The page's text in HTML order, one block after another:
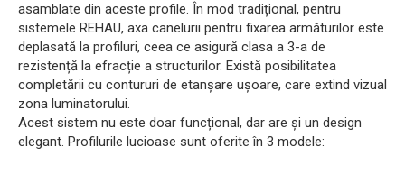
asamblate din aceste profile. În mod tradițional, pentru
sistemele REHAU, axa canelurii pentru fixarea armăturilor este
deplasată la profiluri, ceea ce asigură clasa a 3-a de
rezistență la efracție a structurilor. Există posibilitatea
completării cu contururi de etanșare ușoare, care extind vizual
zona luminatorului.
Acest sistem nu este doar funcțional, dar are și un design
elegant. Profilurile lucioase sunt oferite în 3 modele: